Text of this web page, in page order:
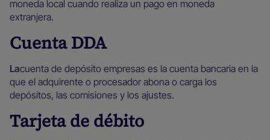
moneda local cuando realiza un pago en moneda
extranjera.
Cuenta DDA
‍Lacuenta de depósito empresas es la cuenta bancaria en la
que el adquirente o procesador abona o carga los
depósitos, las comisiones y los ajustes.
Tarjeta de débito